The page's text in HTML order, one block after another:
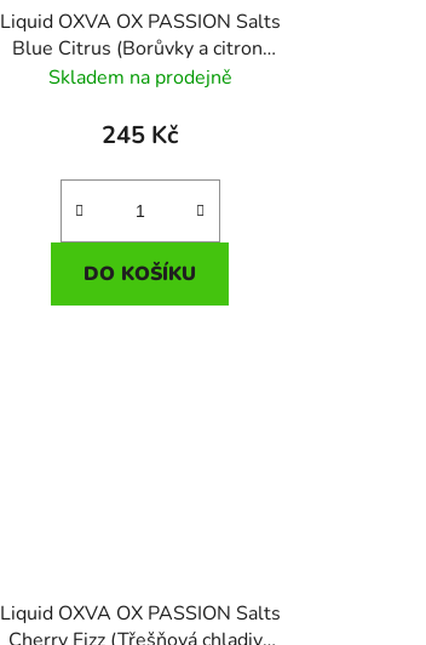
Liquid OXVA OX PASSION Salts
Blue Citrus (Borůvky a citron)
10ml - 20mg
Skladem na prodejně
245 Kč
DO KOŠÍKU
Liquid OXVA OX PASSION Salts